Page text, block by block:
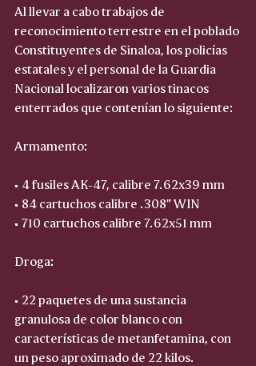
Al llevar a cabo trabajos de
reconocimiento terrestre en el poblado
Constituyentes de Sinaloa, los policías
estatales y el personal de la Guardia
Nacional localizaron varios tinacos
enterrados que contenían lo siguiente:
Armamento:
• 4 fusiles AK-47, calibre 7.62x39 mm
• 84 cartuchos calibre .308” WIN
• 710 cartuchos calibre 7.62x51 mm
Droga:
• 22 paquetes de una sustancia
granulosa de color blanco con
características de metanfetamina, con
un peso aproximado de 22 kilos.